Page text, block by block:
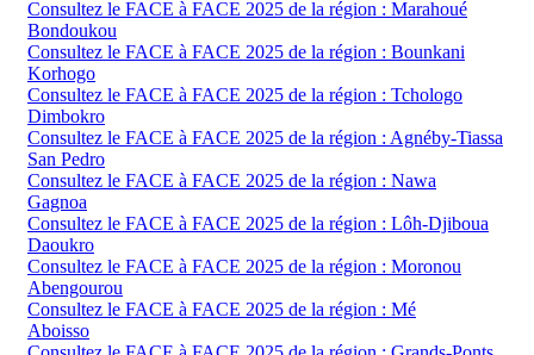
Consultez le FACE à FACE 2025 de la région : Marahoué
Bondoukou
Consultez le FACE à FACE 2025 de la région : Bounkani
Korhogo
Consultez le FACE à FACE 2025 de la région : Tchologo
Dimbokro
Consultez le FACE à FACE 2025 de la région : Agnéby-Tiassa
San Pedro
Consultez le FACE à FACE 2025 de la région : Nawa
Gagnoa
Consultez le FACE à FACE 2025 de la région : Lôh-Djiboua
Daoukro
Consultez le FACE à FACE 2025 de la région : Moronou
Abengourou
Consultez le FACE à FACE 2025 de la région : Mé
Aboisso